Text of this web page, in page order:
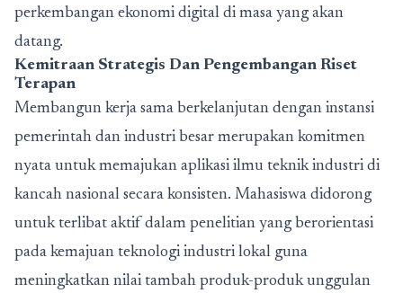
perkembangan ekonomi digital di masa yang akan
datang.
Kemitraan Strategis Dan Pengembangan Riset
Terapan
Membangun kerja sama berkelanjutan dengan instansi
pemerintah dan industri besar merupakan komitmen
nyata untuk memajukan aplikasi ilmu teknik industri di
kancah nasional secara konsisten. Mahasiswa didorong
untuk terlibat aktif dalam penelitian yang berorientasi
pada kemajuan teknologi industri lokal guna
meningkatkan nilai tambah produk-produk unggulan